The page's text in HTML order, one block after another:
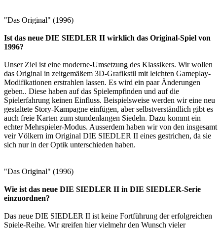
"Das Original" (1996)
Ist das neue DIE SIEDLER II wirklich das Original-Spiel von
1996?
Unser Ziel ist eine moderne-Umsetzung des Klassikers. Wir wollen
das Original in zeitgemäßem 3D-Grafikstil mit leichten Gameplay-
Modifikationen erstrahlen lassen. Es wird ein paar Änderungen
geben.. Diese haben auf das Spielempfinden und auf die
Spielerfahrung keinen Einfluss. Beispielsweise werden wir eine neu
gestaltete Story-Kampagne einfügen, aber selbstverständlich gibt es
auch freie Karten zum stundenlangen Siedeln. Dazu kommt ein
echter Mehrspieler-Modus. Ausserdem haben wir von den insgesamt
veir Völkern im Original DIE SIEDLER II eines gestrichen, da sie
sich nur in der Optik unterschieden haben.
"Das Original" (1996)
Wie ist das neue DIE SIEDLER II in DIE SIEDLER-Serie
einzuordnen?
Das neue DIE SIEDLER II ist keine Fortführung der erfolgreichen
Spiele-Reihe. Wir greifen hier vielmehr den Wunsch vieler